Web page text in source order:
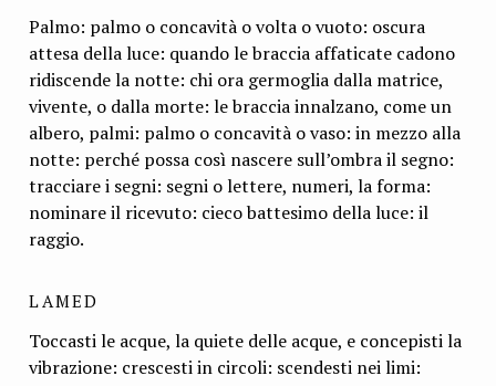
Palmo: palmo o concavità o volta o vuoto: oscura
attesa della luce: quando le braccia affaticate cadono
ridiscende la notte: chi ora germoglia dalla matrice,
vivente, o dalla morte: le braccia innalzano, come un
albero, palmi: palmo o concavità o vaso: in mezzo alla
notte: perché possa così nascere sull’ombra il segno:
tracciare i segni: segni o lettere, numeri, la forma:
nominare il ricevuto: cieco battesimo della luce: il
raggio.
LAMED
Toccasti le acque, la quiete delle acque, e concepisti la
vibrazione: crescesti in circoli: scendesti nei limi: